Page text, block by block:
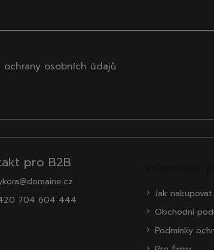
ochrany osobních údajů
pro B2B
704 604 444
Jak nakupovat
Obchodní
Podmínky